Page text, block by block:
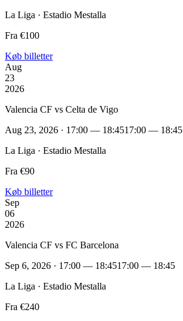
La Liga · Estadio Mestalla
Fra €100
Køb billetter
Aug
23
2026
Valencia CF vs Celta de Vigo
Aug 23, 2026 · 17:00 — 18:4517:00 — 18:45
La Liga · Estadio Mestalla
Fra €90
Køb billetter
Sep
06
2026
Valencia CF vs FC Barcelona
Sep 6, 2026 · 17:00 — 18:4517:00 — 18:45
La Liga · Estadio Mestalla
Fra €240